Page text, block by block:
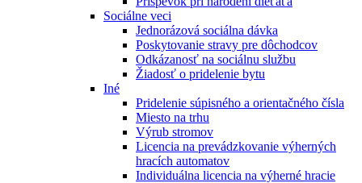
Sociálne veci
Jednorázová sociálna dávka
Poskytovanie stravy pre dôchodcov
Odkázanosť na sociálnu službu
Žiadosť o pridelenie bytu
Iné
Pridelenie súpisného a orientačného čísla
Miesto na trhu
Výrub stromov
Licencia na prevádzkovanie výherných
hracích automatov
Individuálna licencia na výherné hracie